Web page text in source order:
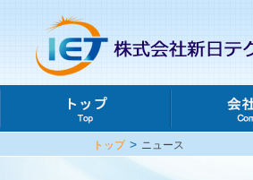
トップ > ニュース